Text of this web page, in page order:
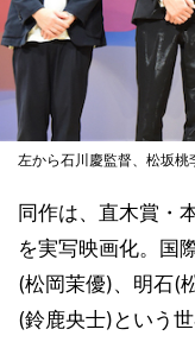
左から石川慶監督、松坂
同作は、直木賞・
を実写映画化。国
(松岡茉優)、明石(
(鈴鹿央士)という